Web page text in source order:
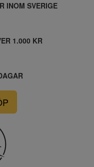
INOM SVERIGE
1.000 KR